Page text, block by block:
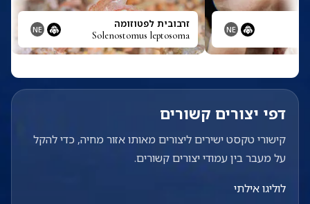
NE זרבובית לפטוזומה
Solenostomus leptosoma
NE
דפי יצורים קשורים
קישורי טקסט ישירים ליצורים מאותו אזור מחיה, כדי להקל
על מעבר בין עמודי יצורים קשורים.
לוליגו אילתי